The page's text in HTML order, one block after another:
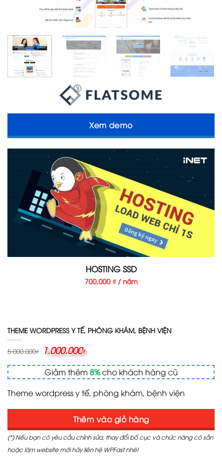
Xem demo
HOSTING SSD
700,000 ₫ / năm
THEME WORDPRESS Y TẾ, PHÒNG KHÁM, BỆNH VIỆN
5.000.000₫ Giá
gốc
là:
5.000.000₫.
1.000.000₫Giá
hiện
tại
là:
1.000.000₫.
Giảm thêm 8%cho khách hàng cũ
Theme wordpress y tế, phòng khám, bệnh viện
Thêm vào giỏ hàng
(*) Nếu bạn có yêu cầu chỉnh sửa, thay đổi bố cục và chức năng có sẵn
hoặc làm website mới hãy liên hệ WPFast nhé!